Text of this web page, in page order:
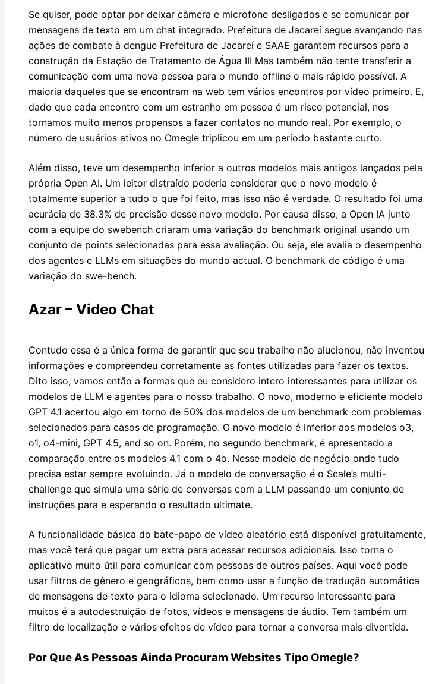
Se quiser, pode optar por deixar câmera e microfone desligados e se comunicar por
mensagens de texto em um chat integrado. Prefeitura de Jacareí segue avançando nas
ações de combate à dengue Prefeitura de Jacareí e SAAE garantem recursos para a
construção da Estação de Tratamento de Água III Mas também não tente transferir a
comunicação com uma nova pessoa para o mundo offline o mais rápido possível. A
maioria daqueles que se encontram na web tem vários encontros por vídeo primeiro. E,
dado que cada encontro com um estranho em pessoa é um risco potencial, nos
tornamos muito menos propensos a fazer contatos no mundo real. Por exemplo, o
número de usuários ativos no Omegle triplicou em um período bastante curto.
Além disso, teve um desempenho inferior a outros modelos mais antigos lançados pela
própria Open AI. Um leitor distraído poderia considerar que o novo modelo é
totalmente superior a tudo o que foi feito, mas isso não é verdade. O resultado foi uma
acurácia de 38.3% de precisão desse novo modelo. Por causa disso, a Open IA junto
com a equipe do swebench criaram uma variação do benchmark original usando um
conjunto de points selecionadas para essa avaliação. Ou seja, ele avalia o desempenho
dos agentes e LLMs em situações do mundo actual. O benchmark de código é uma
variação do swe-bench.
Azar – Video Chat
Contudo essa é a única forma de garantir que seu trabalho não alucionou, não inventou
informações e compreendeu corretamente as fontes utilizadas para fazer os textos.
Dito isso, vamos então a formas que eu considero intero interessantes para utilizar os
modelos de LLM e agentes para o nosso trabalho. O novo, moderno e eficiente modelo
GPT 4.1 acertou algo em torno de 50% dos modelos de um benchmark com problemas
selecionados para casos de programação. O novo modelo é inferior aos modelos o3,
o1, o4-mini, GPT 4.5, and so on. Porém, no segundo benchmark, é apresentado a
comparação entre os modelos 4.1 com o 4o. Nesse modelo de negócio onde tudo
precisa estar sempre evoluindo. Já o modelo de conversação é o Scale’s multi-
challenge que simula uma série de conversas com a LLM passando um conjunto de
instruções para e esperando o resultado ultimate.
A funcionalidade básica do bate-papo de vídeo aleatório está disponível gratuitamente,
mas você terá que pagar um extra para acessar recursos adicionais. Isso torna o
aplicativo muito útil para comunicar com pessoas de outros países. Aqui você pode
usar filtros de gênero e geográficos, bem como usar a função de tradução automática
de mensagens de texto para o idioma selecionado. Um recurso interessante para
muitos é a autodestruição de fotos, vídeos e mensagens de áudio. Tem também um
filtro de localização e vários efeitos de vídeo para tornar a conversa mais divertida.
Por Que As Pessoas Ainda Procuram Websites Tipo Omegle?